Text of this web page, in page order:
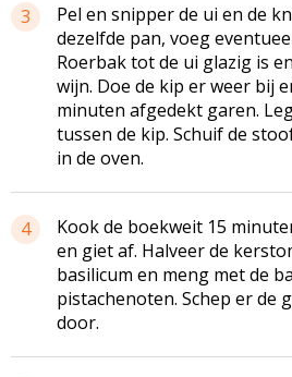
3
Pel en snipper de ui en de
dezelfde pan, voeg
Roerbak tot de ui glazig is
wijn. Doe de kip er weer bij
minuten afgedekt garen.
tussen de kip. Schuif de
in de oven.
4
Kook de boekweit 15
en giet af. Halveer de
basilicum en meng met de
pistachenoten. Schep er de
door.